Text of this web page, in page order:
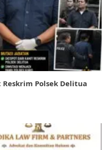
Polsek Delitua